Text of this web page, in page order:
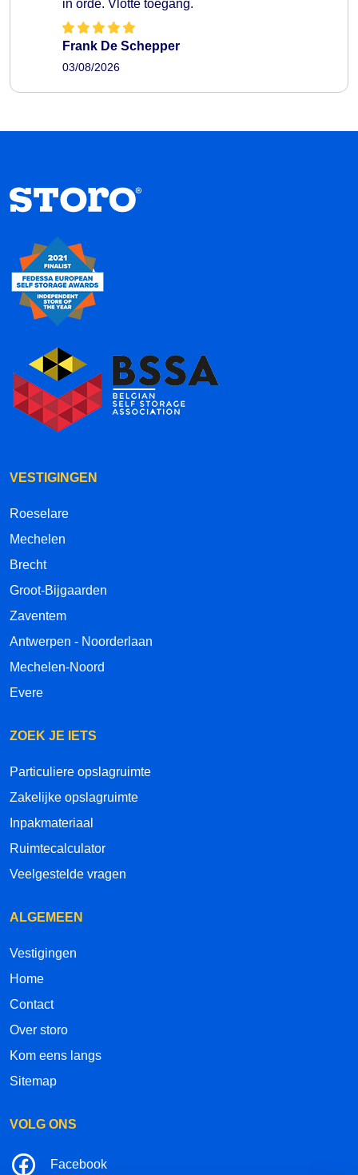
in orde. Vlotte toegang.
Frank De Schepper
03/08/2026
VESTIGINGEN
Roeselare
Mechelen
Brecht
Groot-Bijgaarden
Zaventem
Antwerpen - Noorderlaan
Mechelen-Noord
Evere
ZOEK JE IETS
Particuliere opslagruimte
Zakelijke opslagruimte
Inpakmateriaal
Ruimtecalculator
Veelgestelde vragen
ALGEMEEN
Vestigingen
Home
Contact
Over storo
Kom eens langs
Sitemap
VOLG ONS
Facebook